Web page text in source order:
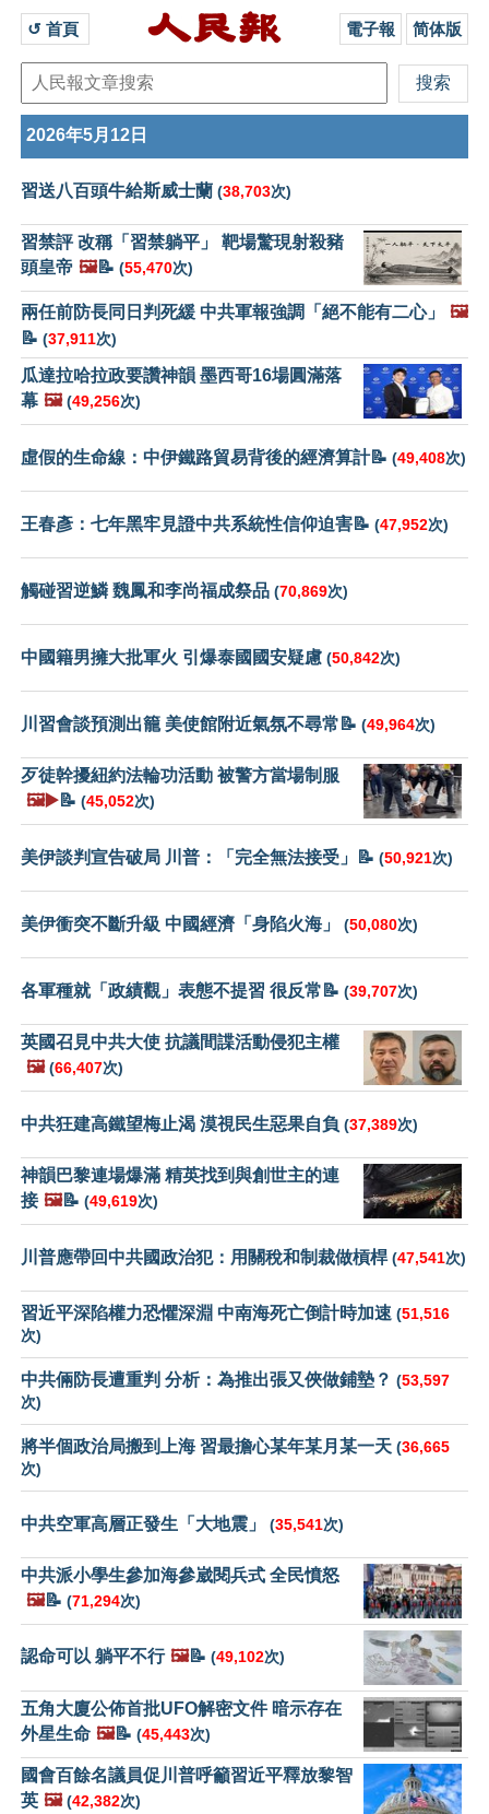
↺ 首頁 電子報 简体版
2026年5月12日
習送八百頭牛給斯威士蘭 (38,703次)
習禁評 改稱「習禁躺平」 靶場驚現射殺豬
頭皇帝 🖼️📝 (55,470次)
兩任前防長同日判死緩 中共軍報強調「絕不能有二心」
🖼️
📝 (37,911次)
瓜達拉哈拉政要讚神韻 墨西哥16場圓滿落
幕 🖼️ (49,256次)
虛假的生命線：中伊鐵路貿易背後的經濟算計📝 (49,408次)
王春彥：七年黑牢見證中共系統性信仰迫害📝 (47,952次)
觸碰習逆鱗 魏鳳和李尚福成祭品 (70,869次)
中國籍男擁大批軍火 引爆泰國國安疑慮 (50,842次)
川習會談預測出籠 美使館附近氣氛不尋常📝 (49,964次)
歹徒幹擾紐約法輪功活動 被警方當場制服
🖼️▶️📝 (45,052次)
美伊談判宣告破局 川普：「完全無法接受」📝 (50,921次)
美伊衝突不斷升級 中國經濟「身陷火海」 (50,080次)
各軍種就「政績觀」表態不提習 很反常📝 (39,707次)
英國召見中共大使 抗議間諜活動侵犯主權
🖼️ (66,407次)
中共狂建高鐵望梅止渴 漠視民生惡果自負 (37,389次)
神韻巴黎連場爆滿 精英找到與創世主的連
接 🖼️📝 (49,619次)
川普應帶回中共國政治犯：用關稅和制裁做槓桿(47,541次)
習近平深陷權力恐懼深淵 中南海死亡倒計時加速 (51,516
次)
中共倆防長遭重判 分析：為推出張又俠做鋪墊？ (53,597
次)
將半個政治局搬到上海 習最擔心某年某月某一天 (36,665
次)
中共空軍高層正發生「大地震」 (35,541次)
中共派小學生參加海參崴閱兵式 全民憤怒
🖼️📝 (71,294次)
認命可以 躺平不行 🖼️📝 (49,102次)
五角大廈公佈首批UFO解密文件 暗示存在
外星生命 🖼️📝 (45,443次)
國會百餘名議員促川普呼籲習近平釋放黎智
英 🖼️ (42,382次)